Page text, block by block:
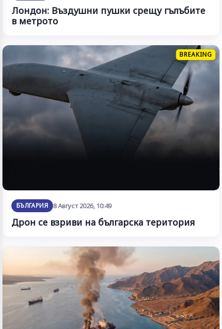
Лондон: Въздушни пушки срещу гълъбите
в метрото
BREAKING
БЪЛГАРИЯ 8 Август 2026, 10:49
Дрон се взриви на българска територия